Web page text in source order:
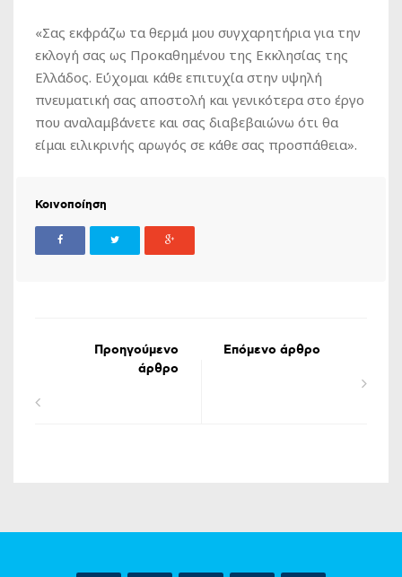
«Σας εκφράζω τα θερμά μου συγχαρητήρια για την
εκλογή σας ως Προκαθημένου της Εκκλησίας της
Ελλάδος. Εύχομαι κάθε επιτυχία στην υψηλή
πνευματική σας αποστολή και γενικότερα στο έργο
που αναλαμβάνετε και σας διαβεβαιώνω ότι θα
είμαι ειλικρινής αρωγός σε κάθε σας προσπάθεια».
Κοινοποίηση
Προηγούμενο
άρθρο
Επόμενο άρθρο